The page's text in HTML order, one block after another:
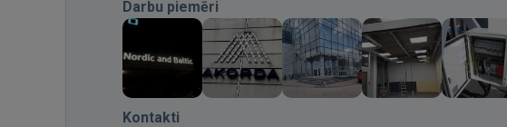
Darbu piemēri
Kontakti